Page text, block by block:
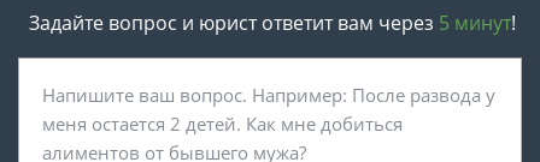
Задайте вопрос и юрист ответит вам через 5 минут!